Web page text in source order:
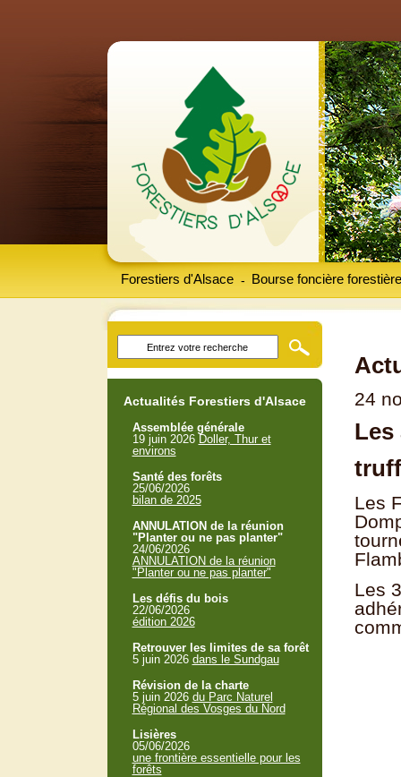
Forestiers d'Alsace Bourse foncière forestière
-
24
Les
Les
Les
Actualités Forestiers d'Alsace
Assemblée générale
19 juin 2026 Doller, Thur et
environs
Santé des forêts
25/06/2026
bilan de 2025
ANNULATION de la réunion
"Planter ou ne pas planter"
24/06/2026
ANNULATION de la réunion
"Planter ou ne pas planter"
Les défis du bois
22/06/2026
édition 2026
Retrouver les limites de sa forêt
5 juin 2026 dans le Sundgau
Révision de la charte
5 juin 2026 du Parc Naturel
Régional des Vosges du Nord
Lisières
05/06/2026
une frontière essentielle pour les
forêts